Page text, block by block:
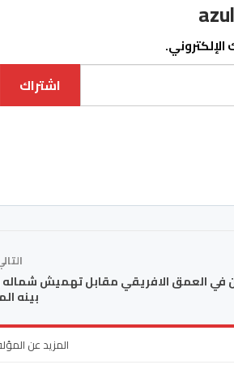
اشتراك
في العمق الافريقي مقابل تهميش
بينه
المزيد عن